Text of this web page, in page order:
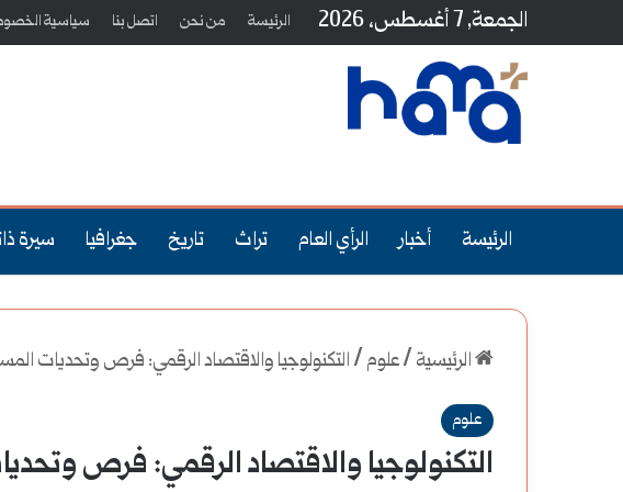
الجمعة, 7 أغسطس، 2026 الرئيسة من نحن اتصل بنا سياسية
الرئيسة أخبار الرأي العام تراث تاريخ جغرافيا سيرة
الرئيسية /علوم /التكنولوجيا والاقتصاد الرقمي: فرص وتحديات
علوم
التكنولوجيا والاقتصاد الرقمي: فرص